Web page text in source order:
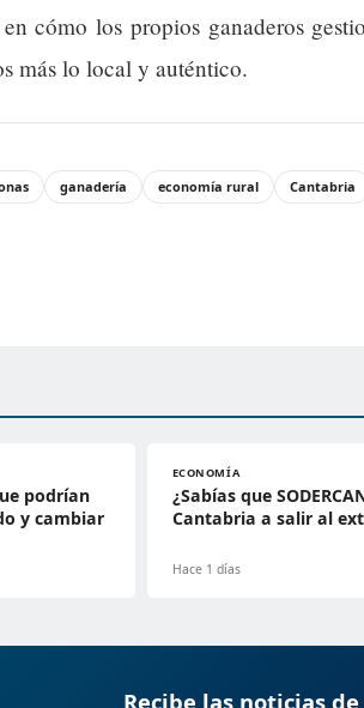
cómo los propios ganaderos
más lo local y auténtico.
ganadería economía rural Cantabria
podrían
y cambiar
ECONOMÍA
¿Sabías que
Cantabria a salir al
Hace 1 días
Recibe las noticias